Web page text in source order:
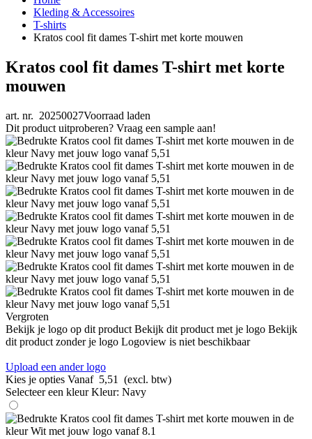
Kleding & Accessoires
T-shirts
Kratos cool fit dames T-shirt met korte mouwen
Kratos cool fit dames T-shirt met korte
mouwen
art. nr. 20250027Voorraad laden
Dit product uitproberen? Vraag een sample aan!
Vergroten
Bekijk je logo op dit product Bekijk dit product met je logo Bekijk
dit product zonder je logo Logoview is niet beschikbaar
Upload een ander logo
Kies je opties Vanaf 5,51
(excl. btw)
Selecteer een kleur Kleur: Navy